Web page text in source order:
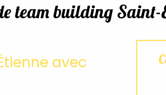
team building Saint-
avec